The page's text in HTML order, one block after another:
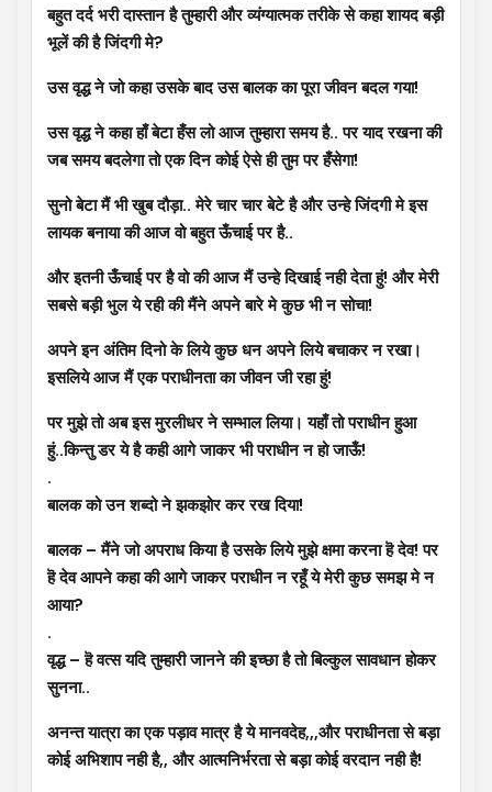
बहुत दर्द भरी दास्तान है तुम्हारी और व्यंग्यात्मक तरीके से कहा शायद बड़ी
भूलें की है जिंदगी मे?
उस वृद्ध ने जो कहा उसके बाद उस बालक का पूरा जीवन बदल गया!
उस वृद्ध ने कहा हाँ बेटा हँस लो आज तुम्हारा समय है.. पर याद रखना की
जब समय बदलेगा तो एक दिन कोई ऐसे ही तुम पर हँसेगा!
सुनो बेटा मैं भी खुब दौड़ा.. मेरे चार चार बेटे है और उन्हे जिंदगी मे इस
लायक बनाया की आज वो बहुत ऊँचाई पर है..
और इतनी ऊँचाई पर है वो की आज मैं उन्हे दिखाई नही देता हुं! और मेरी
सबसे बड़ी भुल ये रही की मैंने अपने बारे मे कुछ भी न सोचा!
अपने इन अंतिम दिनो के लिये कुछ धन अपने लिये बचाकर न रखा।
इसलिये आज मैं एक पराधीनता का जीवन जी रहा हुं!
पर मुझे तो अब इस मुरलीधर ने सम्भाल लिया। यहाँ तो पराधीन हुआ
हुं..किन्तु डर ये है कही आगे जाकर भी पराधीन न हो जाऊँ!
.
बालक को उन शब्दो ने झकझोर कर रख दिया!
बालक – मैंने जो अपराध किया है उसके लिये मुझे क्षमा करना हॆ देव! पर
हॆ देव आपने कहा की आगे जाकर पराधीन न रहूँ ये मेरी कुछ समझ मे न
आया?
.
वृद्ध – हॆ वत्स यदि तुम्हारी जानने की इच्छा है तो बिल्कुल सावधान होकर
सुनना..
अनन्त यात्रा का एक पड़ाव मात्र है ये मानवदेह,,,और पराधीनता से बड़ा
कोई अभिशाप नही है,, और आत्मनिर्भरता से बड़ा कोई वरदान नही है!